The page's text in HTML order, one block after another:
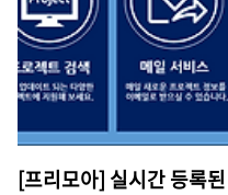
[프리모아] 실시간 등록